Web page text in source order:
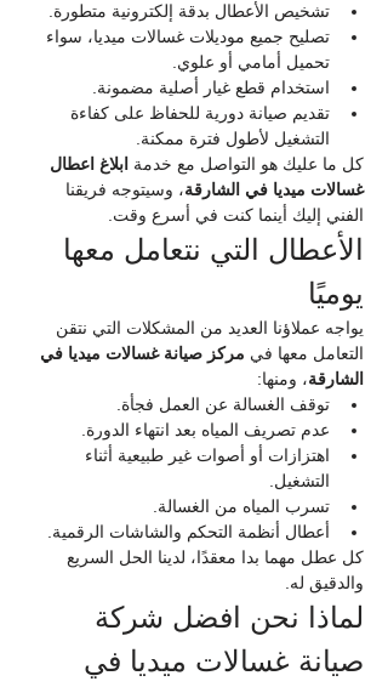
تشخيص الأعطال بدقة إلكترونية متطورة.
تصليح جميع موديلات غسالات ميديا، سواء
تحميل أمامي أو علوي.
استخدام قطع غيار أصلية مضمونة.
تقديم صيانة دورية للحفاظ على كفاءة
التشغيل لأطول فترة ممكنة.
كل ما عليك هو التواصل مع خدمة ابلاغ اعطال
غسالات ميديا في الشارقة، وسيتوجه فريقنا
الفني إليك أينما كنت في أسرع وقت.
الأعطال التي نتعامل معها
يوميًا
يواجه عملاؤنا العديد من المشكلات التي نتقن
التعامل معها في مركز صيانة غسالات ميديا في
الشارقة، ومنها:
توقف الغسالة عن العمل فجأة.
عدم تصريف المياه بعد انتهاء الدورة.
اهتزازات أو أصوات غير طبيعية أثناء
التشغيل.
تسرب المياه من الغسالة.
أعطال أنظمة التحكم والشاشات الرقمية.
كل عطل مهما بدا معقدًا، لدينا الحل السريع
والدقيق له.
لماذا نحن افضل شركة
صيانة غسالات ميديا في